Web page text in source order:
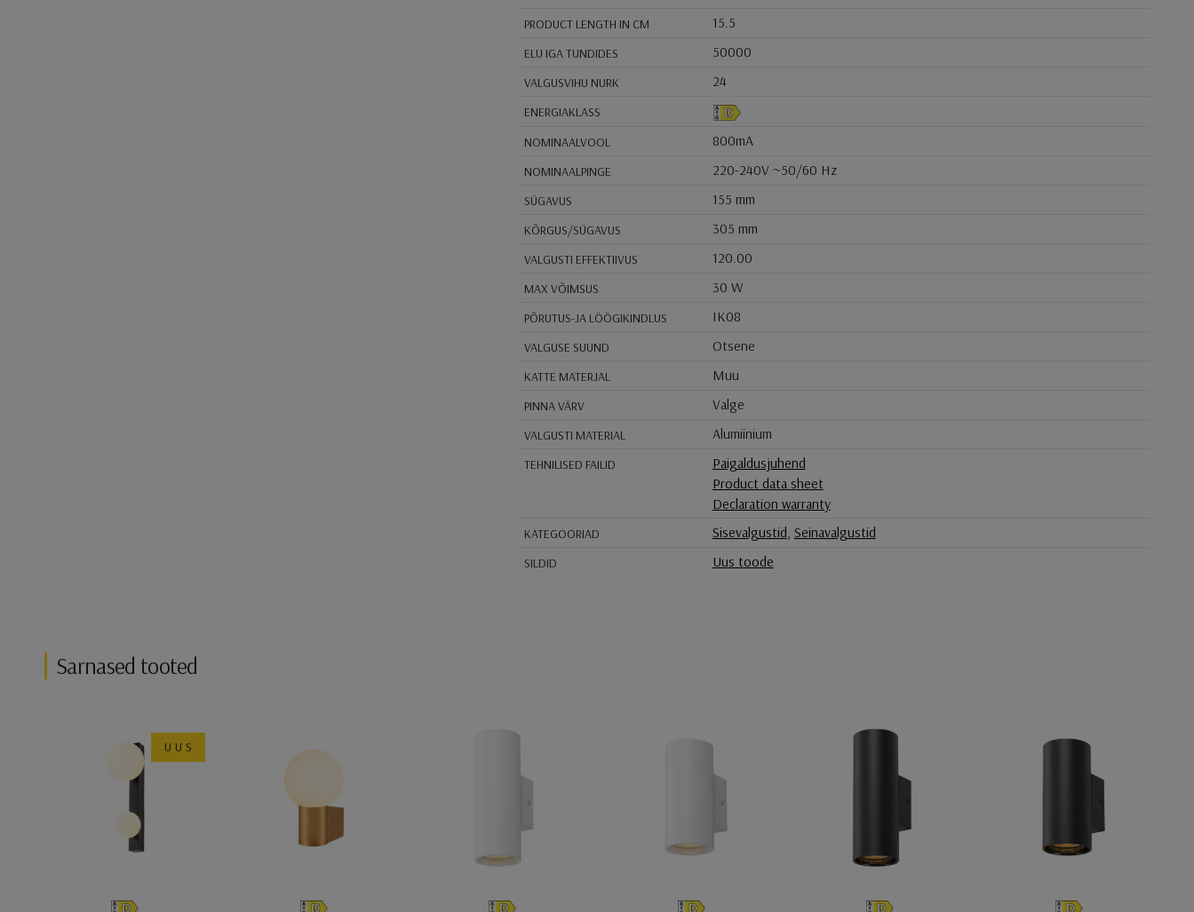
PRODUCT LENGTH IN CM 15.5
ELU IGA TUNDIDES 50000
VALGUSVIHU NURK 24
ENERGIAKLASS
NOMINAALVOOL
800mA
NOMINAALPINGE 220-240V ~50/60 Hz
SÜGAVUS 155 mm
KÕRGUS/SÜGAVUS 305 mm
VALGUSTI EFFEKTIIVUS 120.00
MAX VÕIMSUS 30 W
PÕRUTUS-JA LÖÖGIKINDLUS IK08
VALGUSE SUUND Otsene
KATTE MATERJAL Muu
PINNA VÄRV Valge
VALGUSTI MATERIAL Alumiinium
TEHNILISED FAILID
Paigaldusjuhend
Product data sheet
Declaration warranty
KATEGOORIAD Sisevalgustid, Seinavalgustid
SILDID Uus toode
Sarnased tooted
UUS